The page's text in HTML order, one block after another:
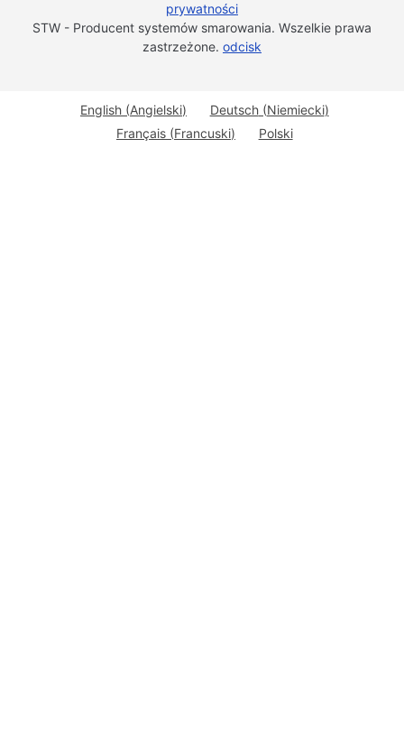
prywatności
STW - Producent systemów smarowania. Wszelkie prawa
zastrzeżone. odcisk
English (Angielski) Deutsch(Niemiecki)
Français (Francuski) Polski